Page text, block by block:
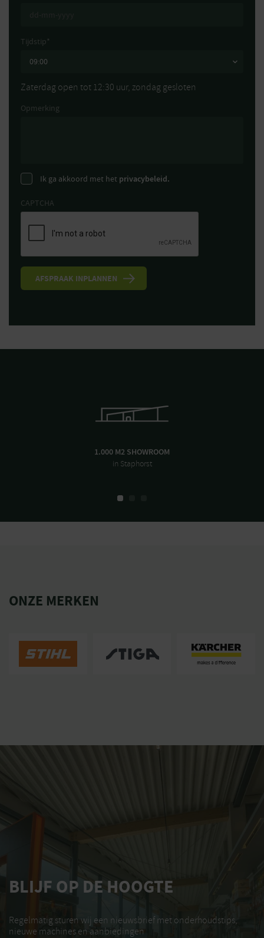
Tijdstip*
Zaterdag open tot 12:30 uur, zondag gesloten
Opmerking
Ik ga akkoord met het privacybeleid.
CAPTCHA
1.000 M2 SHOWROOM
in Staphorst
ONZE MERKEN
BLIJF OP DE HOOGTE
Regelmatig sturen wij een nieuwsbrief met onderhoudstips,
nieuwe machines en aanbiedingen